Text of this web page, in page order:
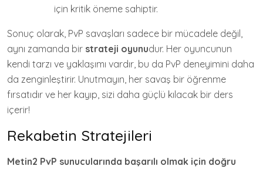
için kritik öneme sahiptir.
Sonuç olarak, PvP savaşları sadece bir mücadele değil,
aynı zamanda bir strateji oyunudur. Her oyuncunun
kendi tarzı ve yaklaşımı vardır, bu da PvP deneyimini daha
da zenginleştirir. Unutmayın, her savaş bir öğrenme
fırsatıdır ve her kayıp, sizi daha güçlü kılacak bir ders
içerir!
Rekabetin Stratejileri
Metin2 PvP sunucularında başarılı olmak için doğru